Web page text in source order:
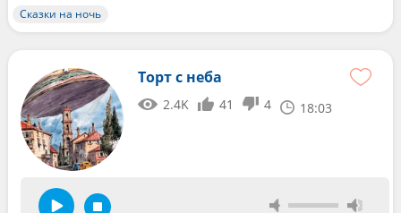
Сказки на ночь
Торт с неба
2.4K 41 4 18:03